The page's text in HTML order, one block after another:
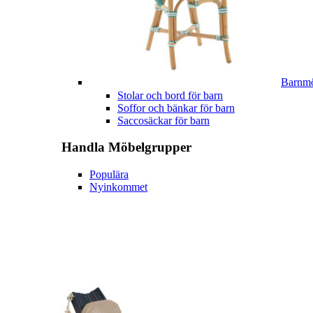
Stolar och bord för barn
Soffor och bänkar för barn
Saccosäckar för barn
Handla Möbelgrupper
Populära
Nyinkommet